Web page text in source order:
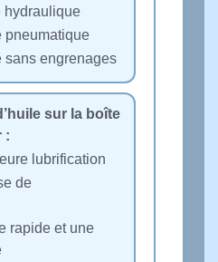
hydraulique
pneumatique
sans engrenages
sur la boîte
:
lubrification
de
rapide et une